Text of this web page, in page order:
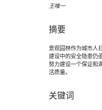
王唯一
摘要
景观园林作为城市人
建设中的安全隐患仍
努力建设一个保证和
活质量。
关键词